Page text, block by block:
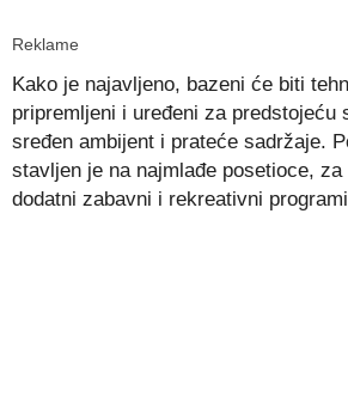
Reklame
Kako je najavljeno, bazeni će biti
pripremljeni i uređeni za predstojeću
sređen ambijent i prateće sadržaje.
stavljen je na najmlađe posetioce,
dodatni zabavni i rekreativni